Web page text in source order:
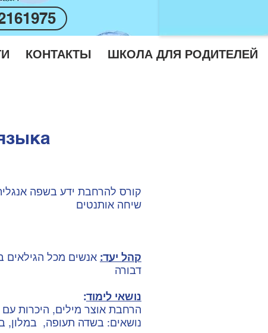
КОНТАКТЫ ШКОЛА ДЛЯ РОДИТЕЛЕЙ
קורס להרחבת ידע בשפה
שיחה אותנטים
קהל יעד: אנשים מכל הגילאים
דבורה
:נושאי לימוד
הרחבת אוצר מילים, היכרות עם
נושאים: בשדה תעופה,